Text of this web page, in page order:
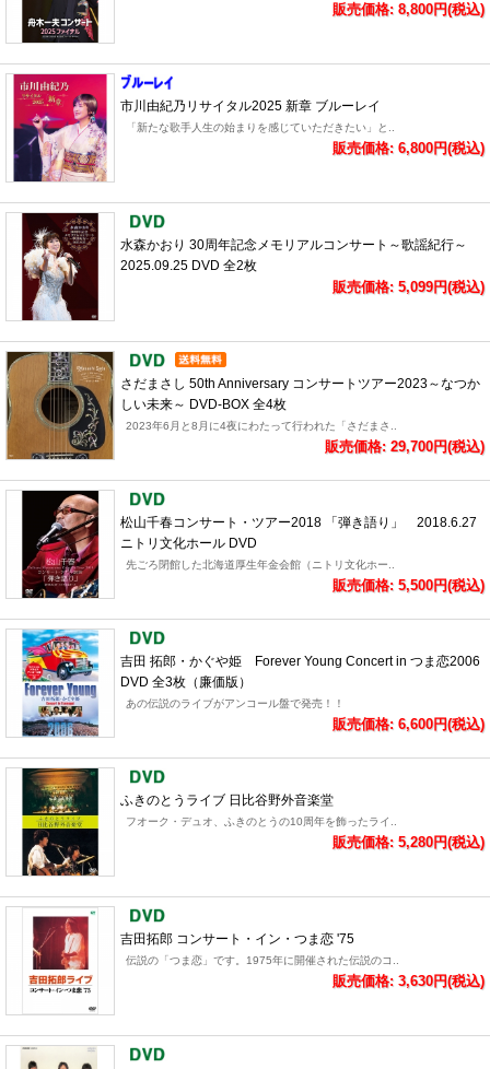
販売価格: 8,800円(税込)
市川由紀乃リサイタル2025 新章 ブルーレイ
「新たな歌手人生の始まりを感じていただきたい」と..
販売価格: 6,800円(税込)
水森かおり 30周年記念メモリアルコンサート～歌謡紀行～
2025.09.25 DVD 全2枚
販売価格: 5,099円(税込)
さだまさし 50th Anniversary コンサートツアー2023～なつか
しい未来～ DVD-BOX 全4枚
2023年6月と8月に4夜にわたって行われた「さだまさ..
販売価格: 29,700円(税込)
松山千春コンサート・ツアー2018 「弾き語り」 2018.6.27
ニトリ文化ホール DVD
先ごろ閉館した北海道厚生年金会館（ニトリ文化ホー..
販売価格: 5,500円(税込)
吉田 拓郎・かぐや姫 Forever Young Concert in つま恋2006
DVD 全3枚（廉価版）
あの伝説のライブがアンコール盤で発売！！
販売価格: 6,600円(税込)
ふきのとうライブ 日比谷野外音楽堂
フオーク・デュオ、ふきのとうの10周年を飾ったライ..
販売価格: 5,280円(税込)
吉田拓郎 コンサート・イン・つま恋 '75
伝説の「つま恋」です。1975年に開催された伝説のコ..
販売価格: 3,630円(税込)